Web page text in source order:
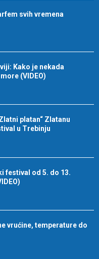
svih vremena
Kako je nekada
(VIDEO)
platan“ Zlatanu
u Trebinju
festival od 5. do 13.
vrućine, temperature do